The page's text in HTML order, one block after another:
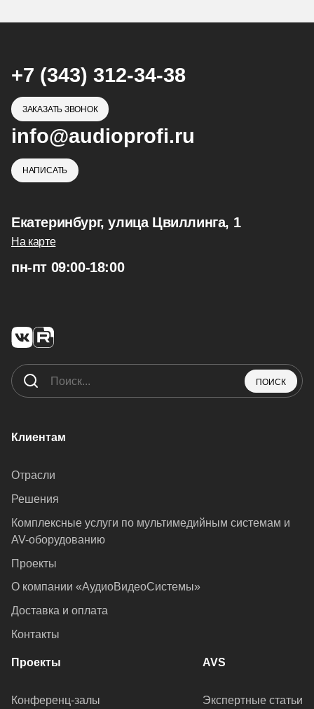
+7 (343) 312-34-38
ЗАКАЗАТЬ ЗВОНОК
info@audioprofi.ru
НАПИСАТЬ
Екатеринбург, улица Цвиллинга, 1
На карте
пн-пт 09:00-18:00
ПОИСК
Клиентам
Отрасли
Решения
Комплексные услуги по мультимедийным системам и
AV-оборудованию
Проекты
О компании «АудиоВидеоСистемы»
Доставка и оплата
Контакты
Проекты
Конференц-залы
AVS
Экспертные статьи